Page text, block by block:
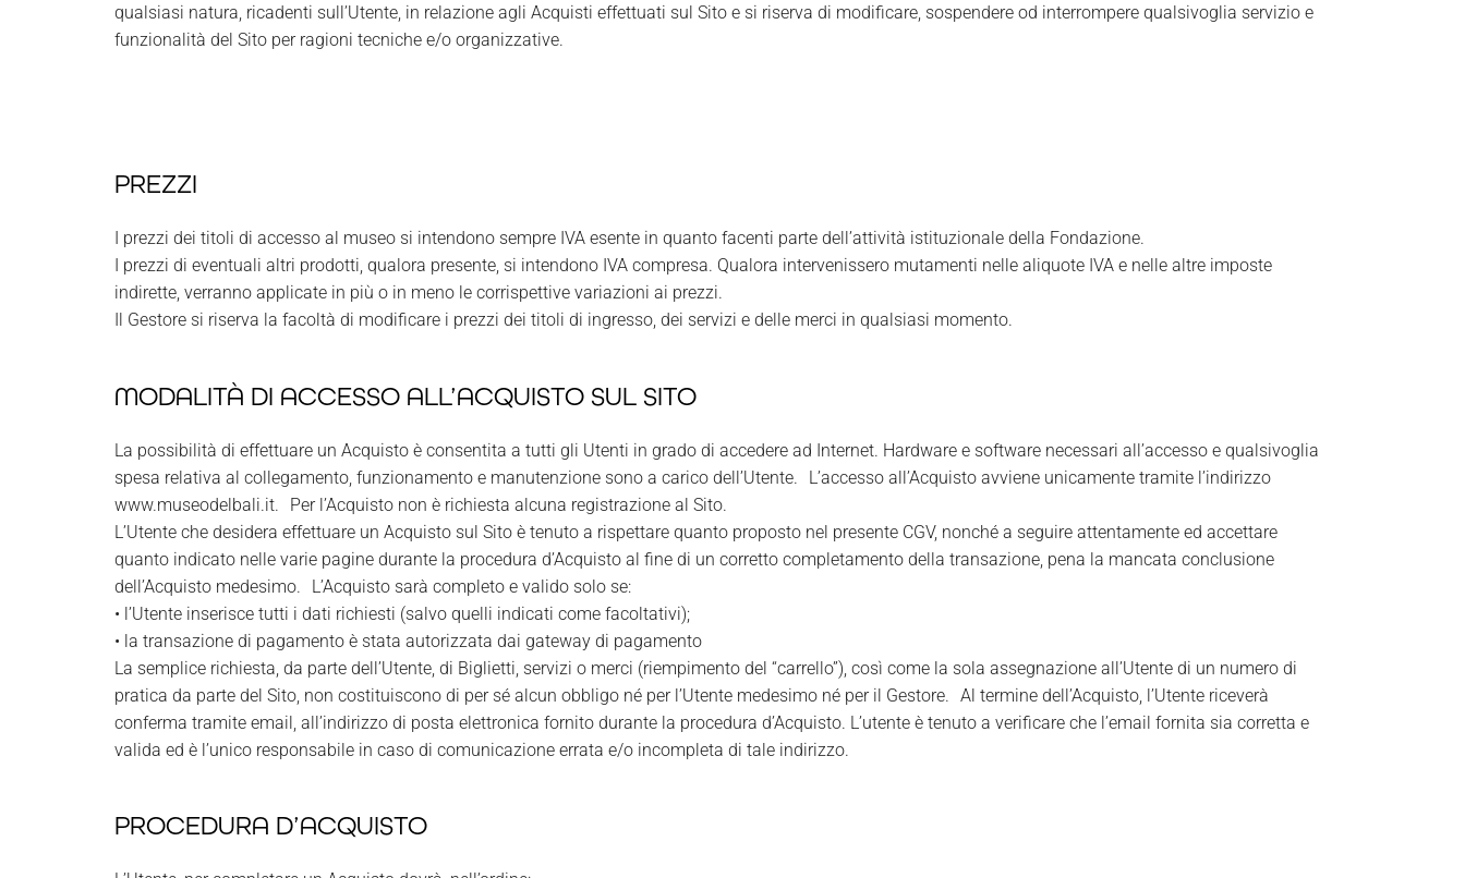
qualsiasi natura, ricadenti sull’Utente, in relazione agli Acquisti effettuati sul Sito e si riserva di modificare, sospendere od interrompere qualsivoglia servizio e
funzionalità del Sito per ragioni tecniche e/o organizzative.
PREZZI
I prezzi dei titoli di accesso al museo si intendono sempre IVA esente in quanto facenti parte dell’attività istituzionale della Fondazione.
I prezzi di eventuali altri prodotti, qualora presente, si intendono IVA compresa. Qualora intervenissero mutamenti nelle aliquote IVA e nelle altre imposte
indirette, verranno applicate in più o in meno le corrispettive variazioni ai prezzi.
Il Gestore si riserva la facoltà di modificare i prezzi dei titoli di ingresso, dei servizi e delle merci in qualsiasi momento.
MODALITÀ DI ACCESSO ALL’ACQUISTO SUL SITO
La possibilità di effettuare un Acquisto è consentita a tutti gli Utenti in grado di accedere ad Internet. Hardware e software necessari all’accesso e qualsivoglia
spesa relativa al collegamento, funzionamento e manutenzione sono a carico dell’Utente. L’accesso all’Acquisto avviene unicamente tramite l’indirizzo
www.museodelbali.it. Per l’Acquisto non è richiesta alcuna registrazione al Sito.
L’Utente che desidera effettuare un Acquisto sul Sito è tenuto a rispettare quanto proposto nel presente CGV, nonché a seguire attentamente ed accettare
quanto indicato nelle varie pagine durante la procedura d’Acquisto al fine di un corretto completamento della transazione, pena la mancata conclusione
dell’Acquisto medesimo. L’Acquisto sarà completo e valido solo se:
• l’Utente inserisce tutti i dati richiesti (salvo quelli indicati come facoltativi);
• la transazione di pagamento è stata autorizzata dai gateway di pagamento
La semplice richiesta, da parte dell’Utente, di Biglietti, servizi o merci (riempimento del “carrello”), così come la sola assegnazione all’Utente di un numero di
pratica da parte del Sito, non costituiscono di per sé alcun obbligo né per l’Utente medesimo né per il Gestore. Al termine dell’Acquisto, l’Utente riceverà
conferma tramite email, all’indirizzo di posta elettronica fornito durante la procedura d’Acquisto. L’utente è tenuto a verificare che l’email fornita sia corretta e
valida ed è l’unico responsabile in caso di comunicazione errata e/o incompleta di tale indirizzo.
PROCEDURA D’ACQUISTO